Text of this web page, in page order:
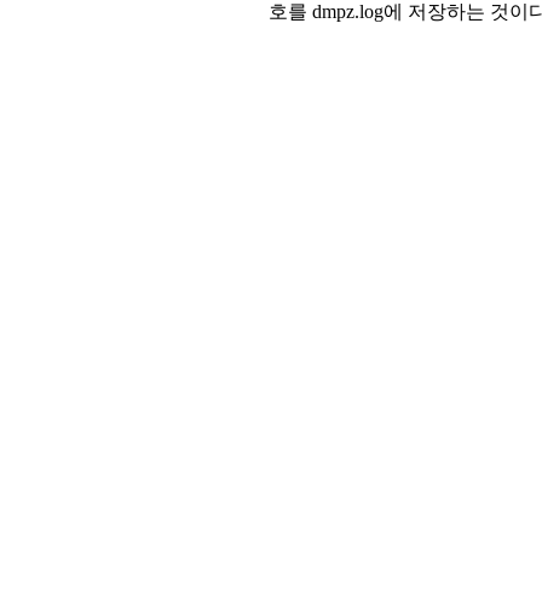
호를 dmpz.log에 저장하는 것